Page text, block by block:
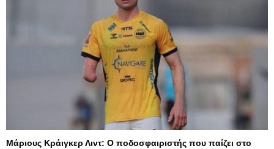
Μάριους Κράιγκερ Λιντ: Ο ποδοσφαιριστής που παίζει στο